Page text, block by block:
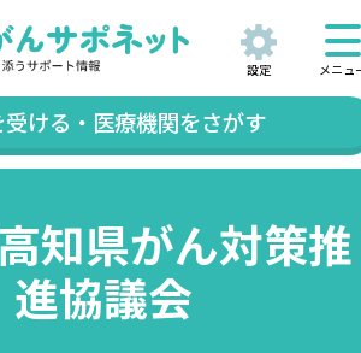
設定
ける・医療機関をさがす
メニュ
知県がん対策推
進協議会